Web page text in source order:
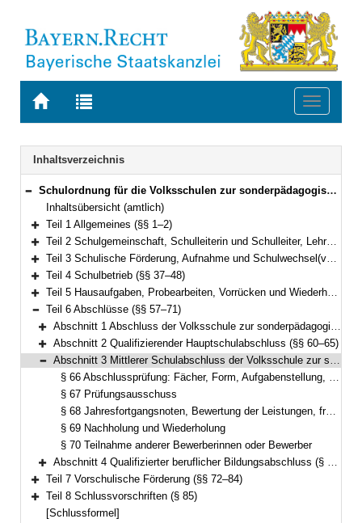
Zur
BAYERN.RECHT
Zur
letzten
Suche
Toggle
Navigation
Inhaltsverzeichnis
Bereich reduzieren
Schulordnung für die Volksschulen zur sonderpädagogischen Förderung (Volksschulordnung – F, VSO-F) Vom 11. September 2008 (GVBl. S. 731, ber. S. 907) BayRS 2233-2-1-K (§§ 1–85)
Inhaltsübersicht (amtlich)
Bereich erweitern
Teil 1 Allgemeines (§§ 1–2)
Bereich erweitern
Teil 2 Schulgemeinschaft, Schulleiterin und Schulleiter, Lehrkräfte, Schülerinnen und Schüler, Erziehungsberechtigte, Schulforum (§§ 3–13)
Bereich erweitern
Teil 3 Schulische Förderung, Aufnahme und Schulwechsel(vgl. Art. 19 bis 24, 35 bis 38, 41 bis 43, 49 Abs. 2 Sätze 2 und 3 BayEUG) (§§ 14–36)
Bereich erweitern
Teil 4 Schulbetrieb (§§ 37–48)
Bereich erweitern
Teil 5 Hausaufgaben, Probearbeiten, Vorrücken und Wiederholen, Zeugnisse (§§ 49–56)
Bereich reduzieren
Teil 6 Abschlüsse (§§ 57–71)
Bereich erweitern
Abschnitt 1 Abschluss der Volksschule zur sonderpädagogischen Förderung, erfolgreicher Hauptschulabschluss (§§ 57–59)
Bereich erweitern
Abschnitt 2 Qualifizierender Hauptschulabschluss (§§ 60–65)
Bereich reduzieren
Abschnitt 3 Mittlerer Schulabschluss der Volksschule zur sonderpädagogischen Förderung (§§ 66–70)
§ 66 Abschlussprüfung: Fächer, Form, Aufgabenstellung, Inhalt und Durchführung
§ 67 Prüfungsausschuss
§ 68 Jahresfortgangsnoten, Bewertung der Leistungen, freiwillige mündliche Prüfung, Festsetzung der Noten und des Prüfungsergebnisses, Notenausgleich
§ 69 Nachholung und Wiederholung
§ 70 Teilnahme anderer Bewerberinnen oder Bewerber
Bereich erweitern
Abschnitt 4 Qualifizierter beruflicher Bildungsabschluss (§ 71)
Bereich erweitern
Teil 7 Vorschulische Förderung (§§ 72–84)
Bereich erweitern
Teil 8 Schlussvorschriften (§ 85)
[Schlussformel]